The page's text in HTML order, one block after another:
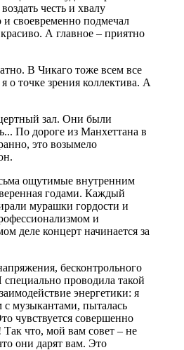
честь и хвалу
и своевременно подмечал
А главное – приятно
В Чикаго тоже всем все
о точке зрения коллектива. А
зал. Они были
По дороге из Манхеттана в
это возымело
ощутимые внутренним
годами. Каждый
мурашки гордости и
и
деле концерт начинается за
бесконтрольного
проводила такой
энергетики: я
с музыкантами, пыталась
чувствуется совершенно
что, мой вам совет – не
они дарят вам. Это